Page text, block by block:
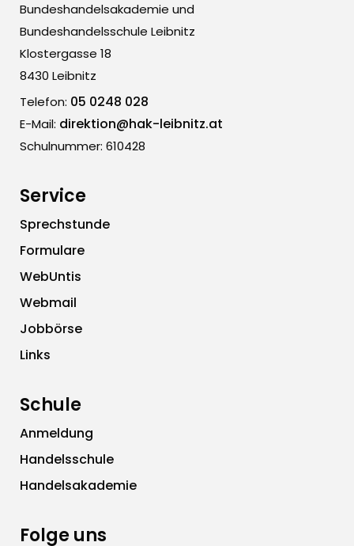
Bundeshandelsakademie und
Bundeshandelsschule Leibnitz
Klostergasse 18
8430 Leibnitz
Telefon: 05 0248 028
E-Mail: direktion@hak-leibnitz.at
Schulnummer: 610428
Service
Sprechstunde
Formulare
WebUntis
Webmail
Jobbörse
Links
Schule
Anmeldung
Handelsschule
Handelsakademie
Folge uns